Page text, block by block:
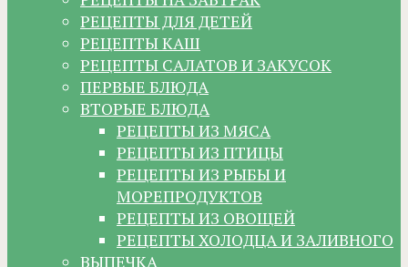
РЕЦЕПТЫ ДЛЯ ДЕТЕЙ
РЕЦЕПТЫ КАШ
РЕЦЕПТЫ САЛАТОВ И ЗАКУСОК
ПЕРВЫЕ БЛЮДА
ВТОРЫЕ БЛЮДА
РЕЦЕПТЫ ИЗ МЯСА
РЕЦЕПТЫ ИЗ ПТИЦЫ
РЕЦЕПТЫ ИЗ РЫБЫ И
МОРЕПРОДУКТОВ
РЕЦЕПТЫ ИЗ ОВОЩЕЙ
РЕЦЕПТЫ ХОЛОДЦА И ЗАЛИВНОГО
ВЫПЕЧКА